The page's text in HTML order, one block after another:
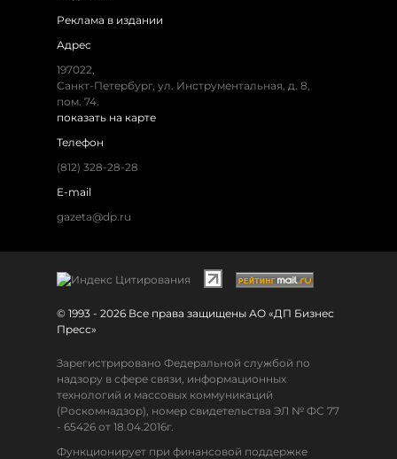
Реклама в издании
Адрес
197022,
Санкт-Петербург, ул. Инструментальная, д. 8,
пом. 74.
показать на карте
Телефон
(812) 328-28-28
E-mail
gazeta@dp.ru
© 1993 - 2026 Все права защищены АО «ДП Бизнес
Пресс»
Зарегистрировано Федеральной службой по
надзору в сфере связи, информационных
технологий и массовых коммуникаций
(Роскомнадзор), номер свидетельства ЭЛ № ФС 77
- 65426 от 18.04.2016г.
Функционирует при финансовой поддержке